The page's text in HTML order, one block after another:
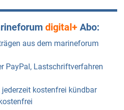
digital+ Abo:
aus dem marineforum
PayPal, Lastschriftverfahren
kostenfrei kündbar